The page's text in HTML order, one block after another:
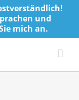
und
mich an.